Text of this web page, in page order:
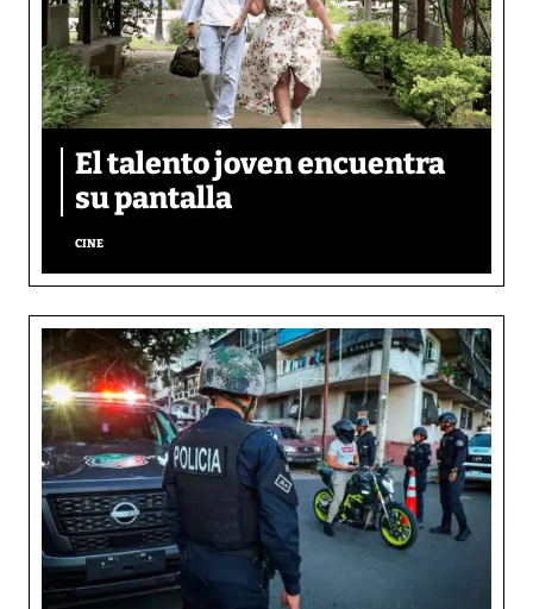
El talento joven encuentra
su pantalla​
CINE